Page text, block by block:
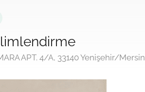
APT. 4/A, 33140 Yenişehir/Mersin